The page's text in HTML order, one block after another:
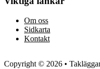
Om oss
Sidkarta
Kontakt
Copyright © 2026 •